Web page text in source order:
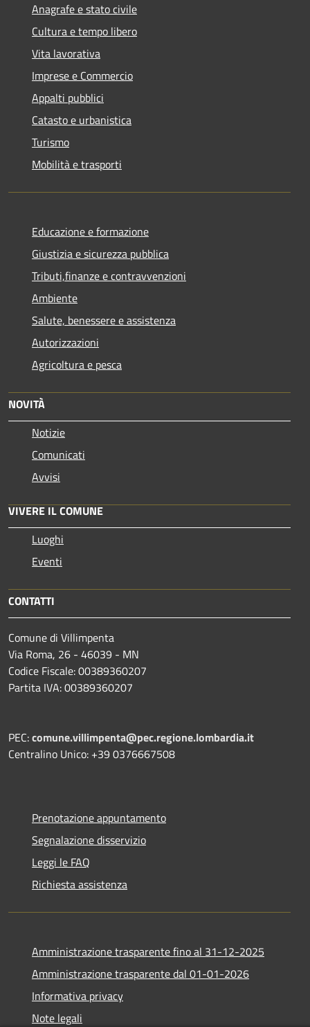
Anagrafe e stato civile
Cultura e tempo libero
Vita lavorativa
Imprese e Commercio
Appalti pubblici
Catasto e urbanistica
Turismo
Mobilità e trasporti
Educazione e formazione
Giustizia e sicurezza pubblica
Tributi,finanze e contravvenzioni
Ambiente
Salute, benessere e assistenza
Autorizzazioni
Agricoltura e pesca
NOVITÀ
Notizie
Comunicati
Avvisi
VIVERE IL COMUNE
Luoghi
Eventi
CONTATTI
Comune di Villimpenta
Via Roma, 26 - 46039 - MN
Codice Fiscale: 00389360207
Partita IVA: 00389360207
PEC:comune.villimpenta@pec.regione.lombardia.it
Centralino Unico: +39 0376667508
Prenotazione appuntamento
Segnalazione disservizio
Leggi le FAQ
Richiesta assistenza
Amministrazione trasparente fino al 31-12-2025
Amministrazione trasparente dal 01-01-2026
Informativa privacy
Note legali